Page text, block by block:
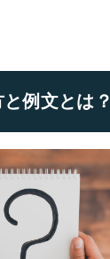
と例文とは？